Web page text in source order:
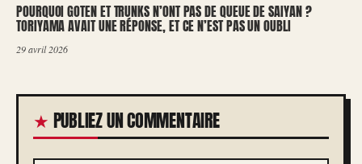
POURQUOI GOTEN ET TRUNKS N’ONT PAS DE QUEUE DE SAIYAN ?
TORIYAMA AVAIT UNE RÉPONSE, ET CE N’EST PAS UN OUBLI
29 avril 2026
PUBLIEZ UN COMMENTAIRE